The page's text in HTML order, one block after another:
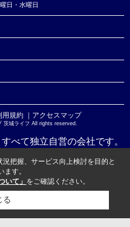
日・水曜日
用規約 ｜アクセスマップ
茨城ライフ All rights reserved.
べて独立自営の会社です。
把握、サービス向上検討を目的と
す。
いて」 をご確認ください。
る